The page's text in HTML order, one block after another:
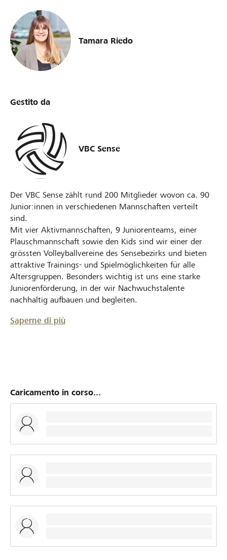
Tamara Riedo
Gestito da
VBC Sense
Der VBC Sense zählt rund 200 Mitglieder wovon ca. 90
Junior:innen in verschiedenen Mannschaften verteilt
sind.
Mit vier Aktivmannschaften, 9 Juniorenteams, einer
Plauschmannschaft sowie den Kids sind wir einer der
grössten Volleyballvereine des Sensebezirks und bieten
attraktive Trainings- und Spielmöglichkeiten für alle
Altersgruppen. Besonders wichtig ist uns eine starke
Juniorenförderung, in der wir Nachwuchstalente
nachhaltig aufbauen und begleiten.
Saperne di più
Caricamento in corso...